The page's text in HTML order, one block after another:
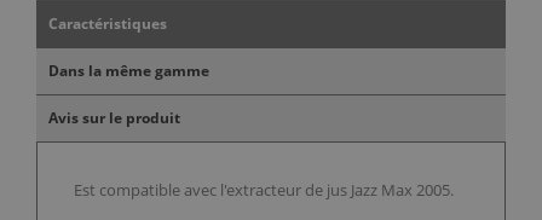
Caractéristiques
Dans la même gamme
Avis sur le produit
Est compatible avec l'extracteur de jus Jazz Max 2005.